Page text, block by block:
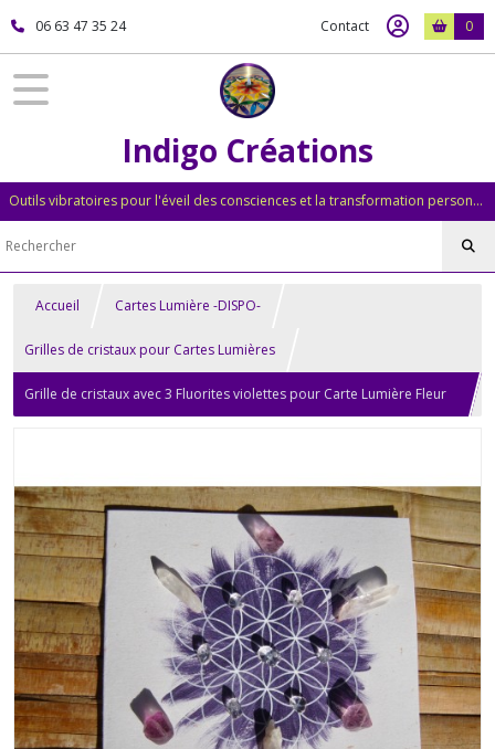
06 63 47 35 24 Contact 0
Indigo Créations
Outils vibratoires pour l'éveil des consciences et la transformation personnelle
Accueil Cartes Lumière -DISPO-
Grilles de cristaux pour Cartes Lumières
Grille de cristaux avec 3 Fluorites violettes pour Carte Lumière Fleur